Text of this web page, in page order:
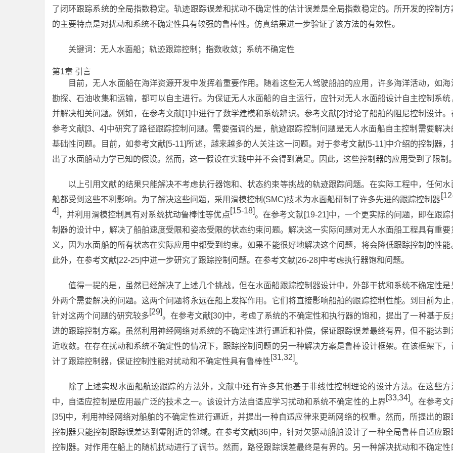
了闭环跟踪系统的全局指数稳定。轨迹跟踪误差和扰动不确定性的估计误差是全局指数稳定的。所开发的控制方
的主要特点是对扰动和系统不确定性具有较强的鲁棒性。仿真结果进一步验证了该方法的有效性。
关键词：无人水面船；轨迹跟踪控制；指数收敛；系统不确定性
第1章 引言
目前，无人水面船在海洋资源开发中发挥着重要作用。随着这些无人驾驶船舶的应用，许多海洋活动，如海
勘探、石油收集和运输，都可以自主进行。为保证无人水面船的自主运行，应针对无人水面船设计自主控制系统
并解决相关问题。例如，在参考文献[1]中进行了数学建模和系统辨识。参考文献[2]讨论了船舶的阻尼控制设计。
参考文献[3、4]中研究了路径跟踪控制问题。需要强调的是，航迹跟踪控制问题是无人水面船自主控制需要解决
基础性问题。目前，如参考文献[5-11]所述，越来越多的人关注这一问题。对于参考文献[5-11]中介绍的控制器，
出了水面船动力学已知的假设。然而，这一假设在实践中并不会得到满足。因此，这些控制器的应用受到了限制。
以上引用文献的结果只能解决不考虑执行器饱和、状态约束等挑战的轨迹跟踪问题。在实际工程中，任何水
船都受到这些不利影响。为了解决这些问题，采用滑模控制(SMC)技术为水面船研制了许多先进的跟踪控制器
4] ，并利用滑模控制具有对系统扰动鲁棒性等优点[15-18]。在参考文献[19-21]中，一个更实际的问题，即在跟踪
制器的设计中，解决了船舶速度受限和姿态受限的状态约束问题。解决这一实际问题对无人水面船工程具有重要
义，因为水面船的所有状态在实际应用中都受到约束。如果不能很好地解决这个问题，将会降低跟踪控制的性能
此外，在参考文献[22-25]中进一步研究了跟踪控制问题。在参考文献[26-28]中考虑执行器饱和问题。
值得一提的是，虽然已经解决了上述几个挑战，但在水面船跟踪控制器设计中，外部干扰和系统不确定性是
外两个需要解决的问题。这两个问题将永远在船上发挥作用。它们将直接影响船舶的跟踪控制性能。到目前为止
针对这两个问题的研究较多[29]。在参考文献[30]中，考虑了系统的不确定性和执行器的饱和，提出了一种基于反
进的跟踪控制方案。虽然利用神经网络对系统的不确定性进行逼近和补偿，保证跟踪误差最终有界，但不能达到
近收敛。在存在扰动和系统不确定性的情况下，跟踪控制问题的另一种解决方案是鲁棒设计框架。在该框架下，
计了跟踪控制器，保证控制性能对扰动和不确定性具有鲁棒性[31,32]。
除了上述实现水面船航迹跟踪的方法外，文献中还有许多其他基于非线性控制理论的设计方法。在这些方
中，自适应控制是应用最广泛的技术之一。该设计方法自适应学习扰动和系统不确定性的上界[33,34]。在参考文
[35]中，利用神经网络对船舶的不确定性进行逼近，并提出一种自适应律来更新网络的权重。然而，所提出的跟
控制器只能控制跟踪误差达到零附近的邻域。在参考文献[36]中，针对欠驱动船舶设计了一种全局鲁棒自适应跟
控制器。对作用在船上的随机扰动进行了调节。然而，路径跟踪误差最终是有界的。另一种解决扰动和不确定性